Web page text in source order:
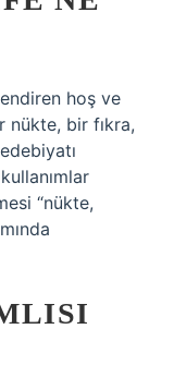
hoş ve
bir fıkra,
“nükte,